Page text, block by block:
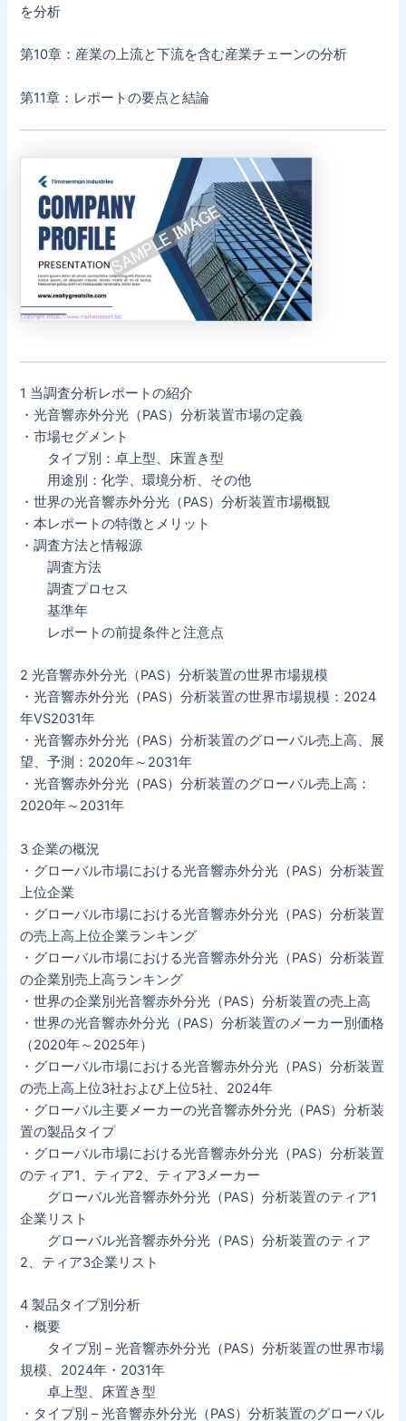
を分析
第10章：産業の上流と下流を含む産業チェーンの分析
第11章：レポートの要点と結論
1 当調査分析レポートの紹介
・光音響赤外分光（PAS）分析装置市場の定義
・市場セグメント
タイプ別：卓上型、床置き型
用途別：化学、環境分析、その他
・世界の光音響赤外分光（PAS）分析装置市場概観
・本レポートの特徴とメリット
・調査方法と情報源
調査方法
調査プロセス
基準年
レポートの前提条件と注意点
2 光音響赤外分光（PAS）分析装置の世界市場規模
・光音響赤外分光（PAS）分析装置の世界市場規模：2024
年VS2031年
・光音響赤外分光（PAS）分析装置のグローバル売上高、展
望、予測：2020年～2031年
・光音響赤外分光（PAS）分析装置のグローバル売上高：
2020年～2031年
3 企業の概況
・グローバル市場における光音響赤外分光（PAS）分析装置
上位企業
・グローバル市場における光音響赤外分光（PAS）分析装置
の売上高上位企業ランキング
・グローバル市場における光音響赤外分光（PAS）分析装置
の企業別売上高ランキング
・世界の企業別光音響赤外分光（PAS）分析装置の売上高
・世界の光音響赤外分光（PAS）分析装置のメーカー別価格
（2020年～2025年）
・グローバル市場における光音響赤外分光（PAS）分析装置
の売上高上位3社および上位5社、2024年
・グローバル主要メーカーの光音響赤外分光（PAS）分析装
置の製品タイプ
・グローバル市場における光音響赤外分光（PAS）分析装置
のティア1、ティア2、ティア3メーカー
グローバル光音響赤外分光（PAS）分析装置のティア1
企業リスト
グローバル光音響赤外分光（PAS）分析装置のティア
2、ティア3企業リスト
4 製品タイプ別分析
・概要
タイプ別 – 光音響赤外分光（PAS）分析装置の世界市場
規模、2024年・2031年
卓上型、床置き型
・タイプ別 – 光音響赤外分光（PAS）分析装置のグローバル